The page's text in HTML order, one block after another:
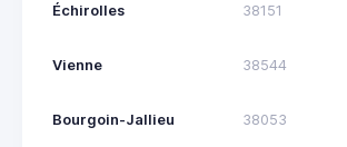
Échirolles 38151
Vienne 38544
Bourgoin-Jallieu 38053